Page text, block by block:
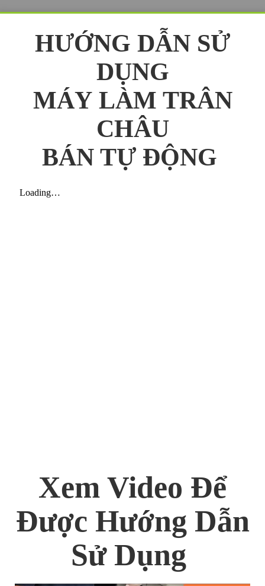
HƯỚNG DẪN SỬ
DỤNG
MÁY LÀM TRÂN
CHÂU
BÁN TỰ ĐỘNG
Xem Video Để
Được Hướng Dẫn
Sử Dụng